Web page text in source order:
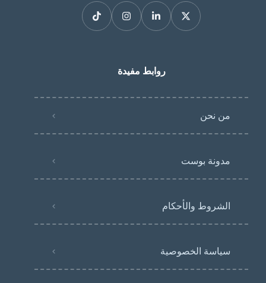
روابط مفيدة
من نحن
مدونة بوست
الشروط والأحكام
سياسة الخصوصية